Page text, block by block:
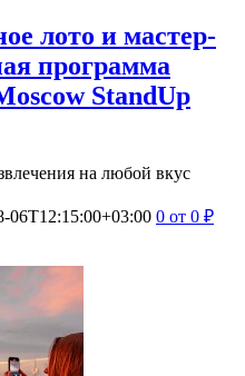
лото и мастер-
программа
StandUp
на любой вкус
06T12:15:00+03:00 0 от 0 ₽